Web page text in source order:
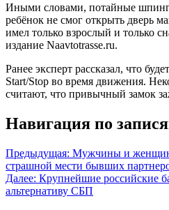
Иными словами, потайные
ребёнок не смог открыть дверь
имел только взрослый и только
издание Naavtotrasse.ru.
Ранее эксперт рассказал, что
Start/Stop во время движения.
считают, что привычный замок
Навигация по
Предыдущая: Мужчины и
страшной мести бывших
Далее: Крупнейшие российские
альтернативу СБП